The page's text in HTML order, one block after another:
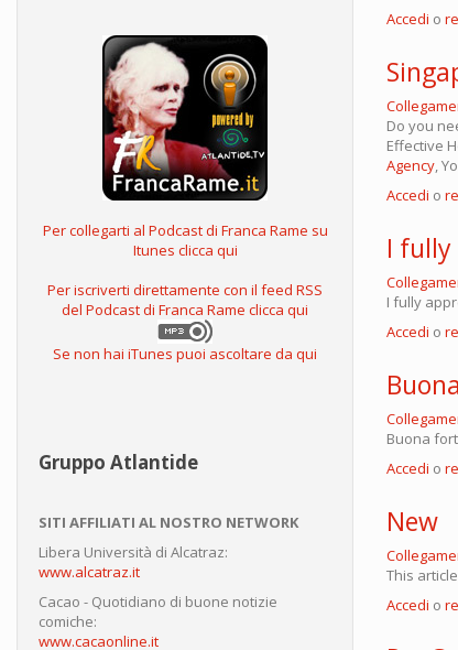
Per collegarti al Podcast di Franca Rame su
Itunes clicca qui
Per iscriverti direttamente con il feed RSS
del Podcast di Franca Rame clicca qui
Se non hai iTunes puoi ascoltare da qui
Gruppo Atlantide
SITI AFFILIATI AL NOSTRO NETWORK
Libera Università di Alcatraz:
www.alcatraz.it
Cacao - Quotidiano di buone notizie
comiche:
www.cacaonline.it
Accedi o
Do you
Effective
Agency,
Accedi o
I
I fully
Accedi o
Buona
Accedi o
New
This
Accedi o